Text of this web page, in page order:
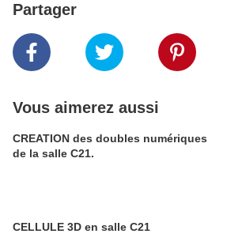
Partager
Vous aimerez aussi
CREATION des doubles numériques
de la salle C21.
CELLULE 3D en salle C21